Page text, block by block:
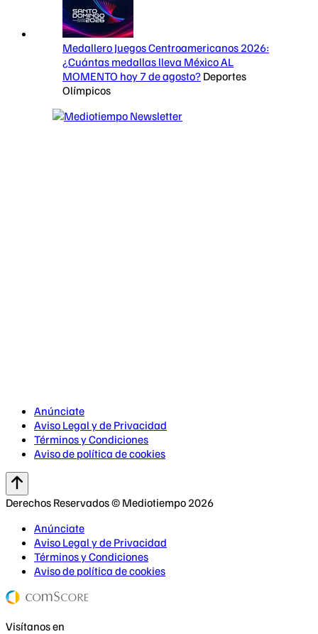
Medallero Juegos Centroamericanos 2026:
¿Cuántas medallas lleva México AL
MOMENTO hoy 7 de agosto? Deportes
Olímpicos
Anúnciate
Aviso Legal y de Privacidad
Términos y Condiciones
Aviso de política de cookies
Derechos Reservados © Mediotiempo 2026
Anúnciate
Aviso Legal y de Privacidad
Términos y Condiciones
Aviso de política de cookies
Visítanos en